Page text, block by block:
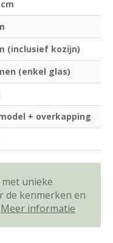
(inclusief kozijn)
(enkel glas)
+ overkapping
unieke
de kenmerken en
Meer informatie